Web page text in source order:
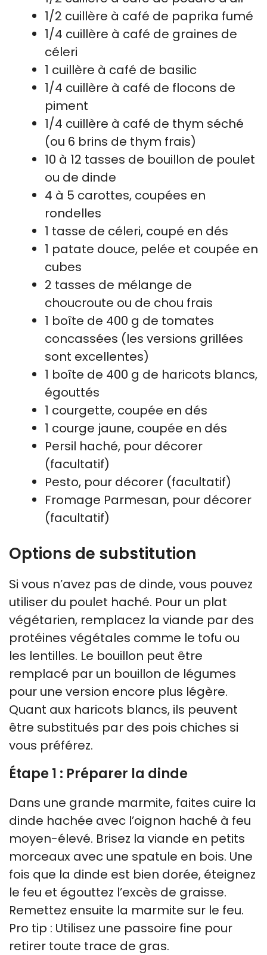
1/2 cuillère à café de paprika fumé
1/4 cuillère à café de graines de
céleri
1 cuillère à café de basilic
1/4 cuillère à café de flocons de
piment
1/4 cuillère à café de thym séché
(ou 6 brins de thym frais)
10 à 12 tasses de bouillon de poulet
ou de dinde
4 à 5 carottes, coupées en
rondelles
1 tasse de céleri, coupé en dés
1 patate douce, pelée et coupée en
cubes
2 tasses de mélange de
choucroute ou de chou frais
1 boîte de 400 g de tomates
concassées (les versions grillées
sont excellentes)
1 boîte de 400 g de haricots blancs,
égouttés
1 courgette, coupée en dés
1 courge jaune, coupée en dés
Persil haché, pour décorer
(facultatif)
Pesto, pour décorer (facultatif)
Fromage Parmesan, pour décorer
(facultatif)
Options de substitution
Si vous n’avez pas de dinde, vous pouvez
utiliser du poulet haché. Pour un plat
végétarien, remplacez la viande par des
protéines végétales comme le tofu ou
les lentilles. Le bouillon peut être
remplacé par un bouillon de légumes
pour une version encore plus légère.
Quant aux haricots blancs, ils peuvent
être substitués par des pois chiches si
vous préférez.
Étape 1 : Préparer la dinde
Dans une grande marmite, faites cuire la
dinde hachée avec l’oignon haché à feu
moyen-élevé. Brisez la viande en petits
morceaux avec une spatule en bois. Une
fois que la dinde est bien dorée, éteignez
le feu et égouttez l’excès de graisse.
Remettez ensuite la marmite sur le feu.
Pro tip : Utilisez une passoire fine pour
retirer toute trace de gras.